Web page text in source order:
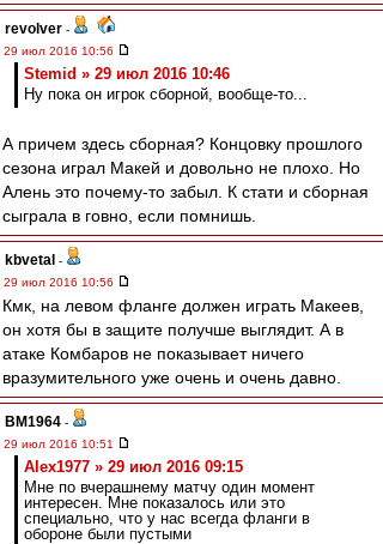
revolver -
29 июл 2016 10:56
Stemid » 29 июл 2016 10:46
Ну пока он игрок сборной, вообще-то...
А причем здесь сборная? Концовку прошлого
сезона играл Макей и довольно не плохо. Но
Алень это почему-то забыл. К стати и сборная
сыграла в говно, если помнишь.
kbvetal -
29 июл 2016 10:56
Кмк, на левом фланге должен играть Макеев,
он хотя бы в защите получше выглядит. А в
атаке Комбаров не показывает ничего
вразумительного уже очень и очень давно.
BM1964 -
29 июл 2016 10:51
Alex1977 » 29 июл 2016 09:15
Мне по вчерашнему матчу один момент
интересен. Мне показалось или это
специально, что у нас всегда фланги в
обороне были пустыми